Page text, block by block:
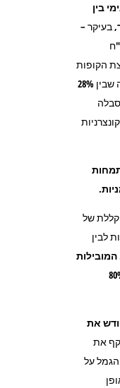
בין
, בעיקר –
הקופות
צפויות להשיג תשואה שבין 28%
של
לבין
המובילות
את
את
על